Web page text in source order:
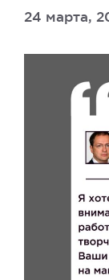
24 марта,